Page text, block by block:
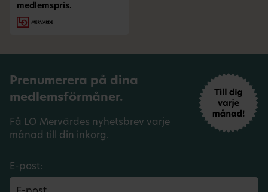
medlemspris.
Prenumerera på dina
medlemsförmåner.
Få LO Mervärdes nyhetsbrev varje
månad till din inkorg.
E-post: